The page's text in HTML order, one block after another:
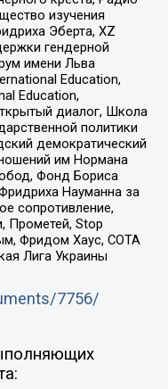
изучения
Эберта, XZ
гендерной
имени Льва
Education,
Education,
диалог, Школа
политики
демократический
им Нормана
Фонд Бориса
Науманна за
сопротивление,
Прометей, Stop
Фридом Хаус, СОТА
Лига Украины
7756/